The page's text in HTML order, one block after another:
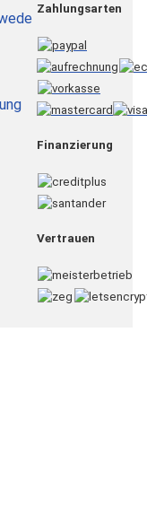
Zahlungsarten
Finanzierung
Vertrauen